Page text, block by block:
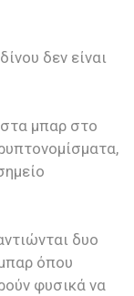
δεν είναι
μπαρ στο
δυο
όπου
φυσικά να